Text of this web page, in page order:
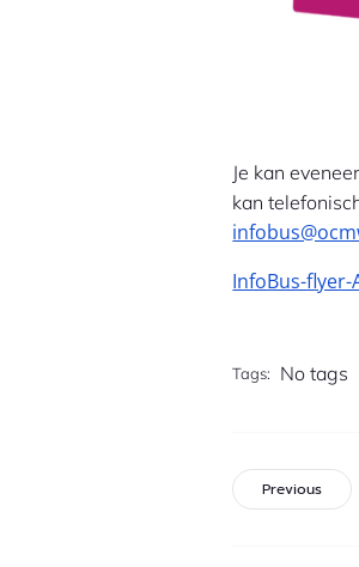
Je kan
kan
InfoBus-flyer-
Tags: No tags
Previous